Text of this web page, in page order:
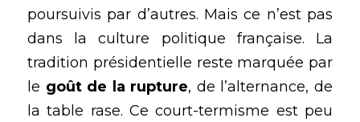
poursuivis par d’autres. Mais ce n’est pas
dans la culture politique française. La
tradition présidentielle reste marquée par
le goût de la rupture, de l’alternance, de
la table rase. Ce court-termisme est peu